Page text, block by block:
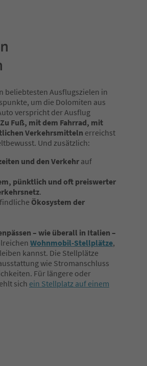
beliebtesten Ausflugszielen in
um die Dolomiten aus
verspricht der Ausflug
Zu Fuß, mit dem Fahrrad, mit
Verkehrsmitteln erreichst
Und zusätzlich:
und den Verkehr auf
pünktlich und oft preiswerter
.
Ökosystem der
– wie überall in Italien –
Wohnmobil-Stellplätze,
kannst. Die Stellplätze
wie Stromanschluss
Für längere oder
sich ein Stellplatz auf einem